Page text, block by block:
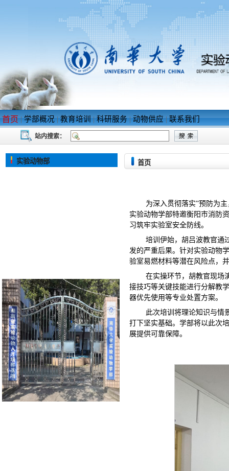
首页|学部概况|教育培训|科研服务|动物供应|联系我们
站内搜索：
实验动物部 首页
为深入贯彻落实”预防为
实验动物学部特邀衡阳市消防
习筑牢实验室安全防线。
培训伊始，胡吕波教官通
发的严重后果。针对实验动物
验室易燃材料等潜在风险点，
在实操环节，胡教官现场
接技巧等关键技能进行分解教
器优先使用等专业处置方案。
此次培训将理论知识与情
打下坚实基础。学部将以此次
展提供可靠保障。